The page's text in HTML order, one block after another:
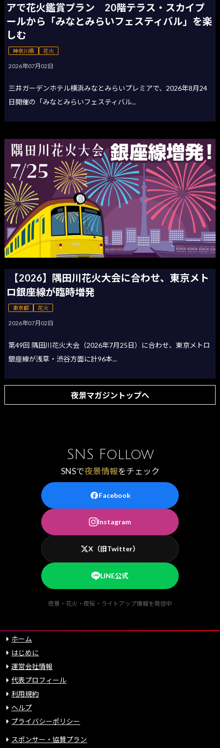
アで花火鑑賞プラン 20階テラス・スカイプ
ールから「みなとみらいフェスティバル」を楽
しむ
神奈川県 花火
2026年07月02日
三井ガーデンホテル横浜みなとみらいプレミアで、2026年8月24
日開催の「みなとみらいフェスティバル...
【2026】隅田川花火大会に合わせ、東京メト
ロ銀座線が臨時増発
東京都 花火
2026年07月02日
第49回 隅田川花火大会（2026年7月25日）に合わせ、東京メトロ
銀座線が浅草・渋谷方面に計96本...
夜景マガジントップへ
SNS Follow
SNSで夜景情報をチェック
Facebook
Instagram
X（旧Twitter）
LINE公式
夜景・花火・夜桜・ライトアップ情報を発信中
ホーム
はじめに
運営会社情報
代表プロフィール
利用規約
ヘルプ
プライバシーポリシー
スポンサー・協賛プラン